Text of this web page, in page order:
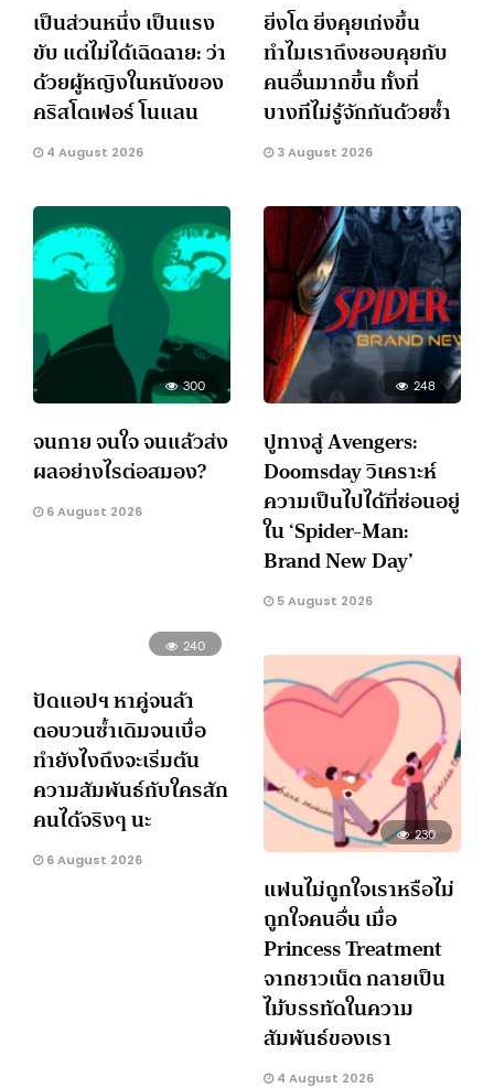
เป็นส่วนหนึ่ง เป็นแรง
ขับ แต่ไม่ได้เฉิดฉาย: ว่า
ด้วยผู้หญิงในหนังของ
คริสโตเฟอร์ โนแลน
4 August 2026
ยิ่งโต ยิ่งคุยเก่งขึ้น
ทำไมเราถึงชอบคุยกับ
คนอื่นมากขึ้น ทั้งที่
บางทีไม่รู้จักกันด้วยซ้ำ
3 August 2026
300
จนกาย จนใจ จนแล้วส่ง
ผลอย่างไรต่อสมอง?
6 August 2026
248
ปูทางสู่ Avengers:
Doomsday วิเคราะห์
ความเป็นไปได้ที่ซ่อนอยู่
ใน ‘Spider-Man:
Brand New Day’
5 August 2026
240
ปัดแอปฯ หาคู่จนล้า
ตอบวนซ้ำเดิมจนเบื่อ
ทำยังไงถึงจะเริ่มต้น
ความสัมพันธ์กับใครสัก
คนได้จริงๆ นะ
6 August 2026
230
แฟนไม่ถูกใจเราหรือไม่
ถูกใจคนอื่น เมื่อ
Princess Treatment
จากชาวเน็ต กลายเป็น
ไม้บรรทัดในความ
สัมพันธ์ของเรา
4 August 2026